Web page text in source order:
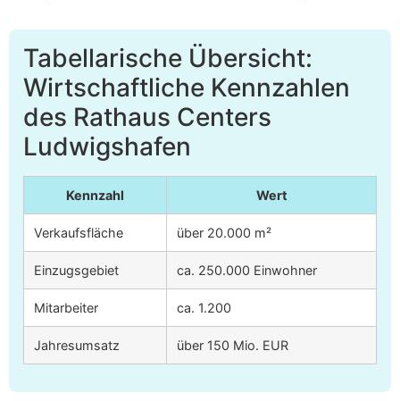
Tabellarische Übersicht:
Wirtschaftliche Kennzahlen
des Rathaus Centers
Ludwigshafen
Kennzahl Wert
Verkaufsfläche über 20.000 m²
Einzugsgebiet ca. 250.000 Einwohner
Mitarbeiter ca. 1.200
Jahresumsatz über 150 Mio. EUR